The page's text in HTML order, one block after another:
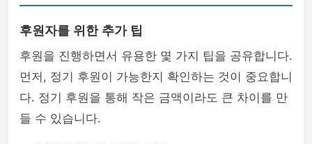
후원자를 위한 추가 팁
후원을 진행하면서 유용한 몇 가지 팁을 공유합니다.
먼저, 정기 후원이 가능한지 확인하는 것이 중요합니
다. 정기 후원을 통해 작은 금액이라도 큰 차이를 만
들 수 있습니다.